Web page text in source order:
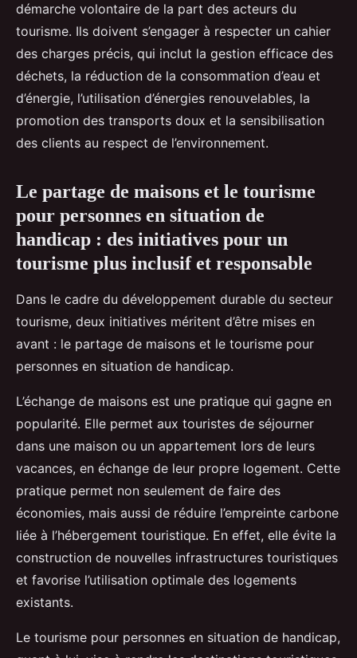
démarche volontaire de la part des acteurs du
tourisme. Ils doivent s’engager à respecter un cahier
des charges précis, qui inclut la gestion efficace des
déchets, la réduction de la consommation d’eau et
d’énergie, l’utilisation d’énergies renouvelables, la
promotion des transports doux et la sensibilisation
des clients au respect de l’environnement.
Le partage de maisons et le tourisme
pour personnes en situation de
handicap : des initiatives pour un
tourisme plus inclusif et responsable
Dans le cadre du développement durable du secteur
tourisme, deux initiatives méritent d’être mises en
avant : le partage de maisons et le tourisme pour
personnes en situation de handicap.
L’échange de maisons est une pratique qui gagne en
popularité. Elle permet aux touristes de séjourner
dans une maison ou un appartement lors de leurs
vacances, en échange de leur propre logement. Cette
pratique permet non seulement de faire des
économies, mais aussi de réduire l’empreinte carbone
liée à l’hébergement touristique. En effet, elle évite la
construction de nouvelles infrastructures touristiques
et favorise l’utilisation optimale des logements
existants.
Le tourisme pour personnes en situation de handicap,